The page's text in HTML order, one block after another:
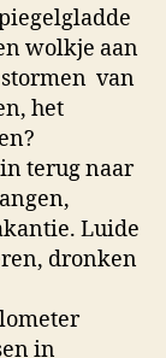
wolkje aan
van
het
terug naar
Luide
dronken
in